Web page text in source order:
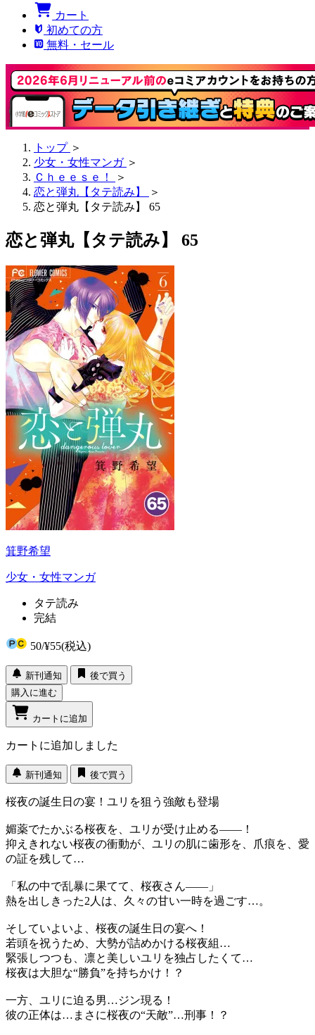
カート
初めての方
無料・セール
トップ ＞
少女・女性マンガ ＞
Ｃｈｅｅｓｅ！
＞
恋と弾丸【タテ読み】
＞
恋と弾丸【タテ読み】 65
恋と弾丸【タテ読み】 65
箕野希望
少女・女性マンガ
タテ読み
完結
50/¥55(税込)
新刊通知
後で買う
購入に進む
カートに追加
カートに追加しました
新刊通知 後で買う
桜夜の誕生日の宴！ユリを狙う強敵も登場
媚薬でたかぶる桜夜を、ユリが受け止める――！
抑えきれない桜夜の衝動が、ユリの肌に歯形を、爪痕を、愛
の証を残して…
「私の中で乱暴に果てて、桜夜さん――」
熱を出しきった2人は、久々の甘い一時を過ごす…。
そしていよいよ、桜夜の誕生日の宴へ！
若頭を祝うため、大勢が詰めかける桜夜組…
緊張しつつも、凛と美しいユリを独占したくて…
桜夜は大胆な“勝負”を持ちかけ！？
一方、ユリに迫る男…ジン現る！
彼の正体は…まさに桜夜の“天敵”…刑事！？